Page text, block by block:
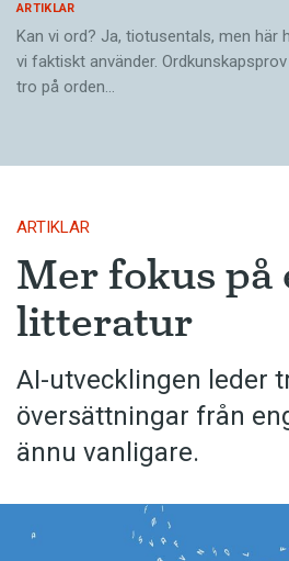
ARTIKLAR
Kan vi ord? Ja, tiotusentals, men här
vi faktiskt använder.
tro på orden…
ARTIKLAR
Mer fokus på
litteratur
AI-utvecklingen leder
översättningar från
ännu vanligare.